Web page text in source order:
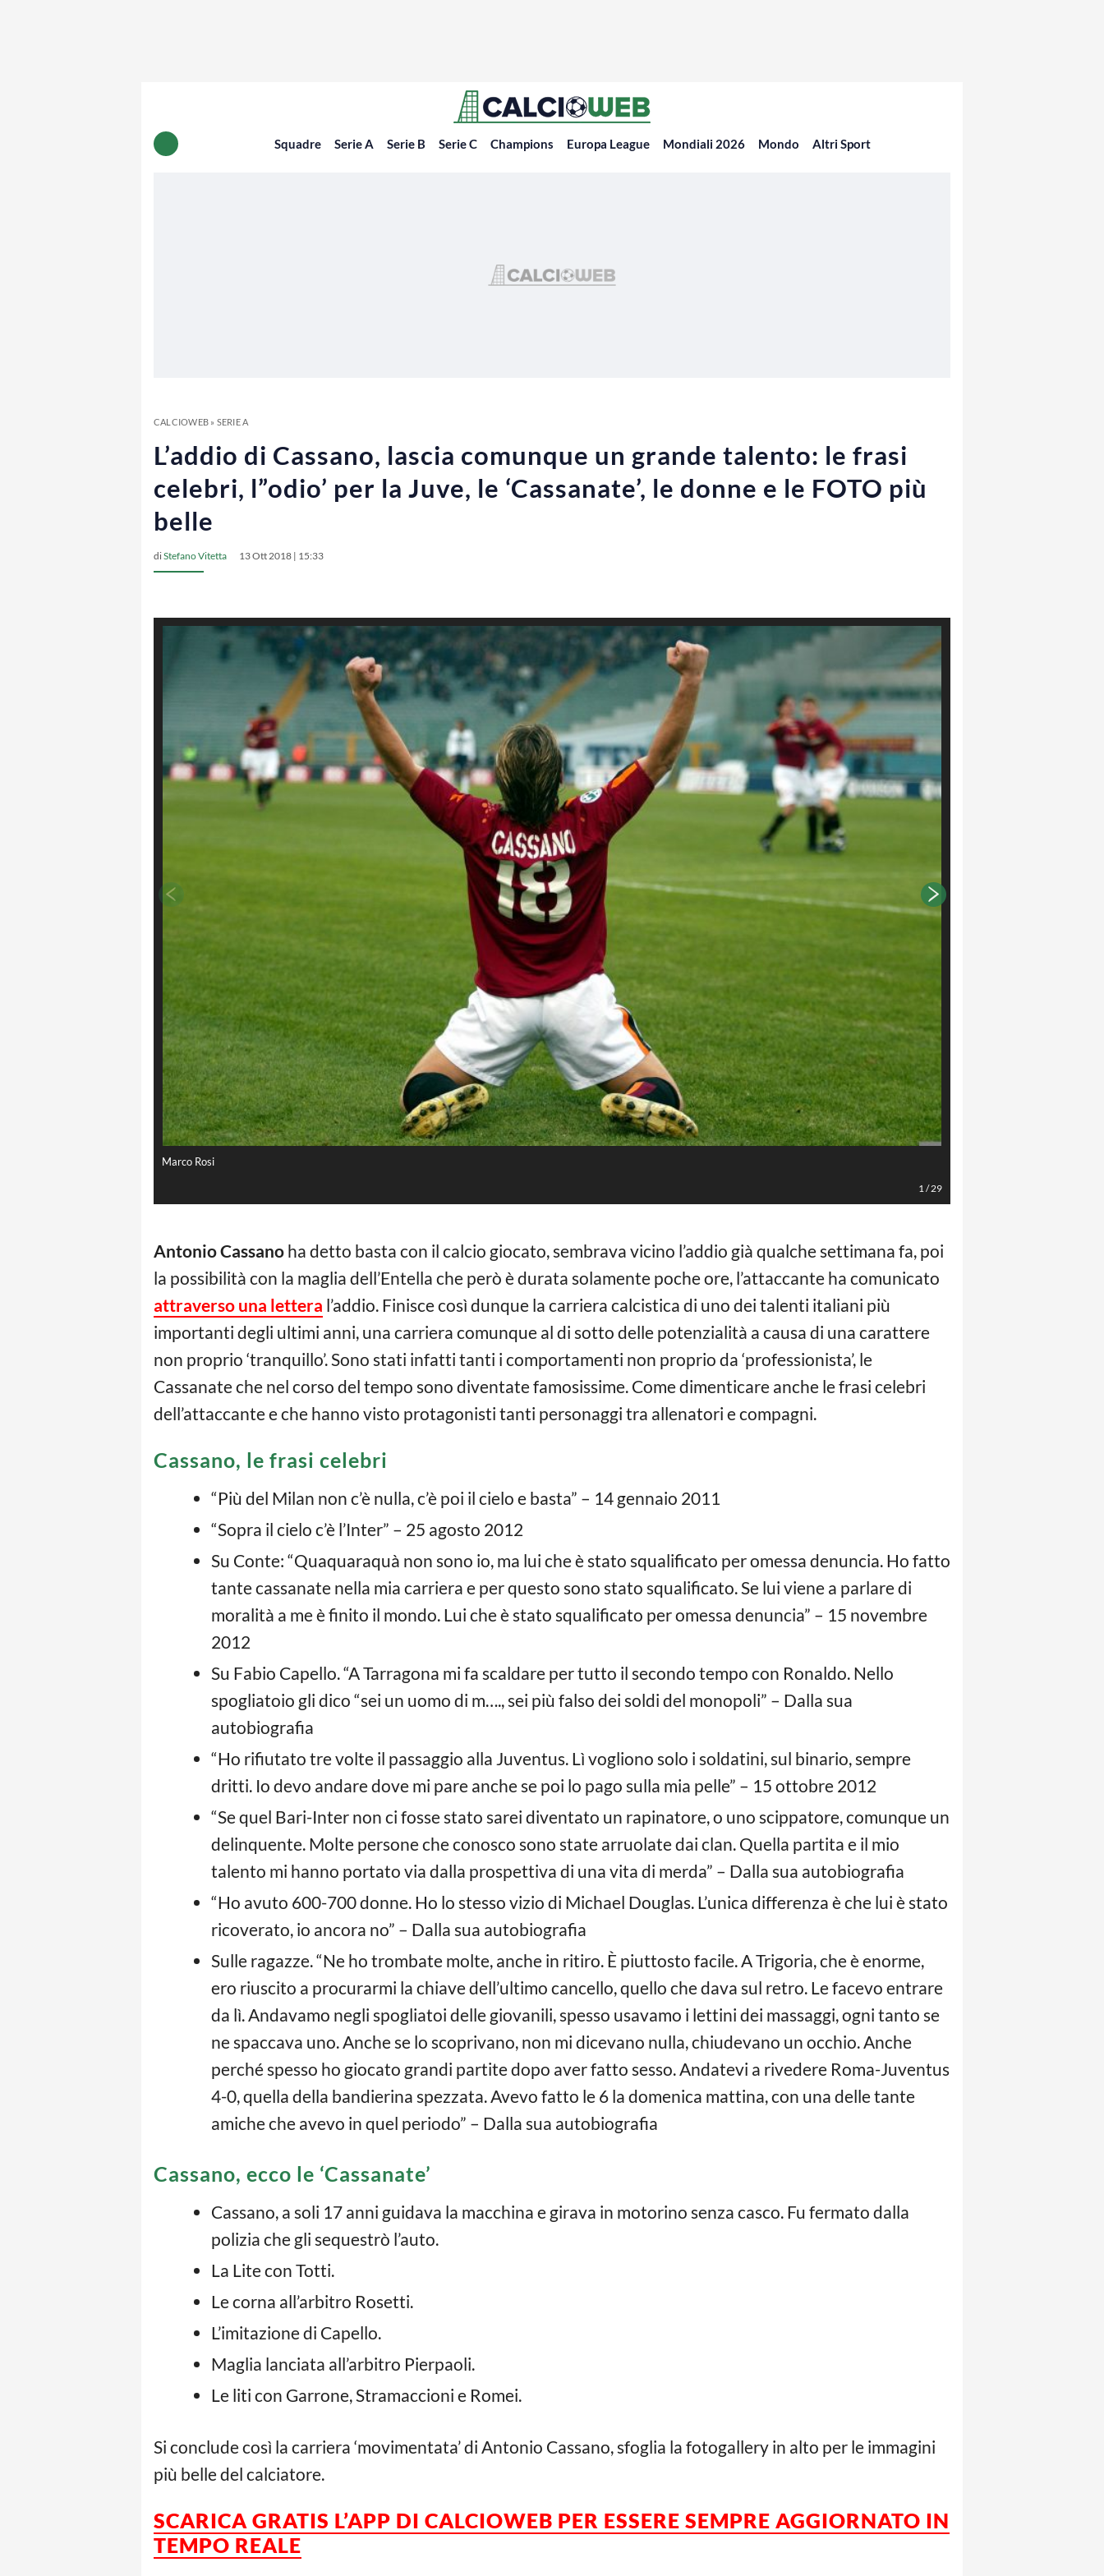
Squadre Serie A Serie B Serie C Champions Europa League Mondiali 2026 Mondo Altri Sport
CALCIOWEB» SERIE A
L’addio di Cassano, lascia comunque un grande talento: le frasi
celebri, l”odio’ per la Juve, le ‘Cassanate’, le donne e le FOTO più
belle
diStefano Vitetta 13 Ott 2018 | 15:33
Marco Rosi
1/29
Antonio Cassano ha detto basta con il calcio giocato, sembrava vicino l’addio già qualche settimana fa, poi
la possibilità con la maglia dell’Entella che però è durata solamente poche ore, l’attaccante ha comunicato
attraverso una lettera l’addio. Finisce così dunque la carriera calcistica di uno dei talenti italiani più
importanti degli ultimi anni, una carriera comunque al di sotto delle potenzialità a causa di una carattere
non proprio ‘tranquillo’. Sono stati infatti tanti i comportamenti non proprio da ‘professionista’, le
Cassanate che nel corso del tempo sono diventate famosissime. Come dimenticare anche le frasi celebri
dell’attaccante e che hanno visto protagonisti tanti personaggi tra allenatori e compagni.
Cassano, le frasi celebri
“Più del Milan non c’è nulla, c’è poi il cielo e basta” – 14 gennaio 2011
“Sopra il cielo c’è l’Inter” – 25 agosto 2012
Su Conte: “Quaquaraquà non sono io, ma lui che è stato squalificato per omessa denuncia. Ho fatto
tante cassanate nella mia carriera e per questo sono stato squalificato. Se lui viene a parlare di
moralità a me è finito il mondo. Lui che è stato squalificato per omessa denuncia” – 15 novembre
2012
Su Fabio Capello. “A Tarragona mi fa scaldare per tutto il secondo tempo con Ronaldo. Nello
spogliatoio gli dico “sei un uomo di m…., sei più falso dei soldi del monopoli” – Dalla sua
autobiografia
“Ho rifiutato tre volte il passaggio alla Juventus. Lì vogliono solo i soldatini, sul binario, sempre
dritti. Io devo andare dove mi pare anche se poi lo pago sulla mia pelle” – 15 ottobre 2012
“Se quel Bari-Inter non ci fosse stato sarei diventato un rapinatore, o uno scippatore, comunque un
delinquente. Molte persone che conosco sono state arruolate dai clan. Quella partita e il mio
talento mi hanno portato via dalla prospettiva di una vita di merda” – Dalla sua autobiografia
“Ho avuto 600-700 donne. Ho lo stesso vizio di Michael Douglas. L’unica differenza è che lui è stato
ricoverato, io ancora no” – Dalla sua autobiografia
Sulle ragazze. “Ne ho trombate molte, anche in ritiro. È piuttosto facile. A Trigoria, che è enorme,
ero riuscito a procurarmi la chiave dell’ultimo cancello, quello che dava sul retro. Le facevo entrare
da lì. Andavamo negli spogliatoi delle giovanili, spesso usavamo i lettini dei massaggi, ogni tanto se
ne spaccava uno. Anche se lo scoprivano, non mi dicevano nulla, chiudevano un occhio. Anche
perché spesso ho giocato grandi partite dopo aver fatto sesso. Andatevi a rivedere Roma-Juventus
4-0, quella della bandierina spezzata. Avevo fatto le 6 la domenica mattina, con una delle tante
amiche che avevo in quel periodo” – Dalla sua autobiografia
Cassano, ecco le ‘Cassanate’
Cassano, a soli 17 anni guidava la macchina e girava in motorino senza casco. Fu fermato dalla
polizia che gli sequestrò l’auto.
La Lite con Totti.
Le corna all’arbitro Rosetti.
L’imitazione di Capello.
Maglia lanciata all’arbitro Pierpaoli.
Le liti con Garrone, Stramaccioni e Romei.
Si conclude così la carriera ‘movimentata’ di Antonio Cassano, sfoglia la fotogallery in alto per le immagini
più belle del calciatore.
SCARICA GRATIS L’APP DI CALCIOWEB PER ESSERE SEMPRE AGGIORNATO IN
TEMPO REALE